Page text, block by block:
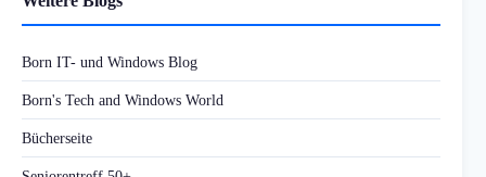
Born IT- und Windows Blog
Born's Tech and Windows World
Bücherseite